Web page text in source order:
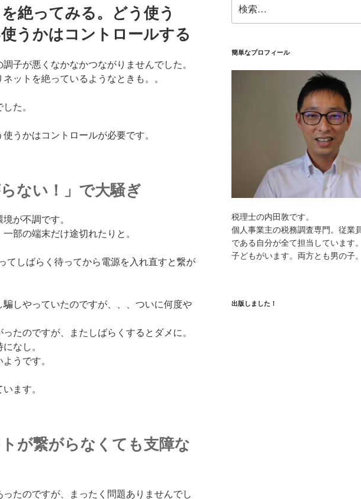
絶ってみる。どう使う
うかはコントロールする
子が悪くなかなかつながりませんでした。
ットを絶っているようなときも。。
た。
うかはコントロールが必要です。
ない！」で大騒ぎ
が不調です。
部の端末だけ途切れたりと。
てしばらく待ってから電源を入れ直すと繋が
騙しやっていたのですが、、、ついに何度や
たのですが、またしばらくするとダメに。
なし。
うです。
ます。
が繋がらなくても支障な
たのですが、まったく問題ありませんでし
索:
簡単なプロフィール
税理士の内田敦です。
個人事業主の税務調査専門。従業
である自分が全て担当しています
子どもがいます。両方とも男の子。
出版しました！